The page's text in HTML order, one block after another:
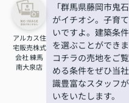
アルカス住
宅販売株式
会社 練馬
南大泉店
「群馬県藤岡市
がイチオシ。子育
いですよ。建築条
を選ぶことができ
コチラの売地をご
める条件をぜひ当
識豊富なスタッフ
いをいたします。